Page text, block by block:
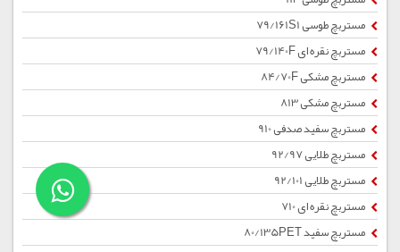
مستربچ طوسی 79/161S1
مستربچ نقره ای 79/140F
مستربچ مشکی 84/70F
مستربچ مشکی 813
مستربچ سفید صدفی 910
مستربچ طلایی 92/97
مستربچ طلایی 92/101
مستربچ نقره ای 710
مستربچ سفید 80/135PET